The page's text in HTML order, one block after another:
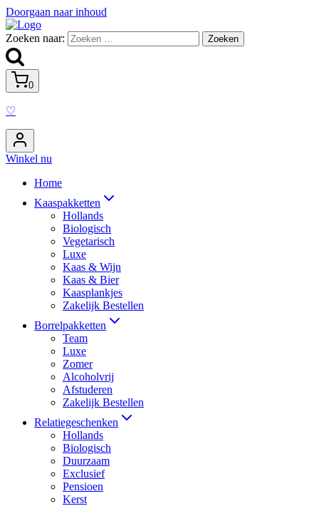
Doorgaan naar inhoud
Zoeken naar:
0
♡
Winkel nu
Home
Kaaspakketten
Hollands
Biologisch
Vegetarisch
Luxe
Kaas & Wijn
Kaas & Bier
Kaasplankjes
Zakelijk Bestellen
Borrelpakketten
Team
Luxe
Zomer
Alcoholvrij
Afstuderen
Zakelijk Bestellen
Relatiegeschenken
Hollands
Biologisch
Duurzaam
Exclusief
Pensioen
Kerst